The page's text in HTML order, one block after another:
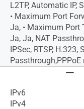
L2TP, Automatic IP,
• Maximum Port
Ja, • Maximum Port
Ja, Ja, NAT
IPSec, RTSP, H.323,
Passthrough,PPPoE
IPv6
IPv4